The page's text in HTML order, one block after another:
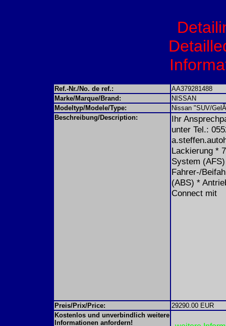
Ref.-Nr./No. de ref.:
AA379281488
Marke/Marque/Brand:
NISSAN
Modeltyp/Modele/Type:
Nissan "SUV/
Beschreibung/Description:
Ihr
unter Tel.:
Lackierung *
System
Fahrer-/
(ABS) *
Connect mit
Preis/Prix/Price:
29290.00 EUR
Kostenlos und unverbindlich weitere
Informationen anfordern!